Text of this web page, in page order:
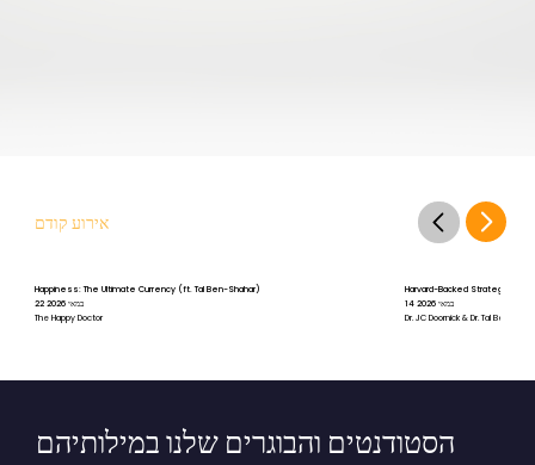
אירוע קודם
Happiness: The Ultimate Currency (ft. Tal Ben-Shahar)
22 במאי 2026
The Happy Doctor
Harvard-Backed Strategies for
14 במאי 2026
Dr. JC Doornick & Dr. Tal Ben-
הסטודנטים והבוגרים שלנו במילותיהם